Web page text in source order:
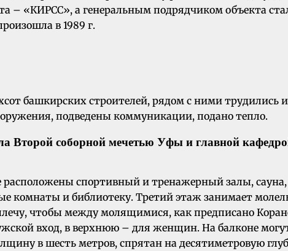
– «КИРСС», а генеральным подрядчиком объекта
в 1989 г.
башкирских строителей, рядом с ними трудились
подведены коммуникации, подано тепло.
Второй соборной мечетью Уфы и главной
спортивный и тренажерный залы,
комнаты и библиотеку. Третий этаж занимает
чтобы между молящимися, как предписано
вход, в верхнюю – для женщин. На балконе
в шесть метров, спрятан на десятиметровую